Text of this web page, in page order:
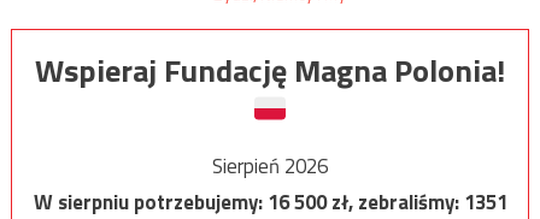
Wspieraj Fundację Magna Polonia!
Sierpień 2026
W sierpniu potrzebujemy:16 500zł, zebraliśmy:1351